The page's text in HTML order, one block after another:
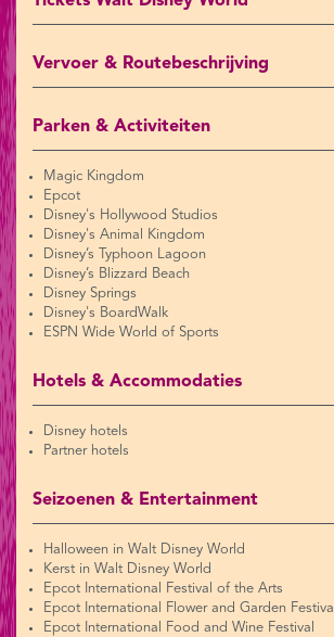
Vervoer & Routebeschrijving
Parken & Activiteiten
Magic Kingdom
Epcot
Disney's Hollywood Studios
Disney's Animal Kingdom
Disney’s Typhoon Lagoon
Disney’s Blizzard Beach
Disney Springs
Disney's BoardWalk
ESPN Wide World of Sports
Hotels & Accommodaties
Disney hotels
Partner hotels
Seizoenen & Entertainment
Halloween in Walt Disney World
Kerst in Walt Disney World
Epcot International Festival of the Arts
Epcot International Flower and Garden Festival
Epcot International Food and Wine Festival